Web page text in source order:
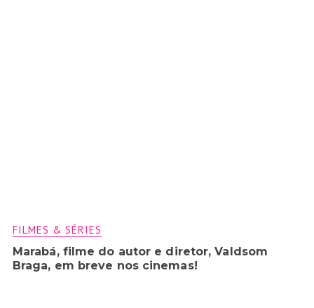
FILMES & SÉRIES
Marabá, filme do autor e diretor, Valdsom
Braga, em breve nos cinemas!